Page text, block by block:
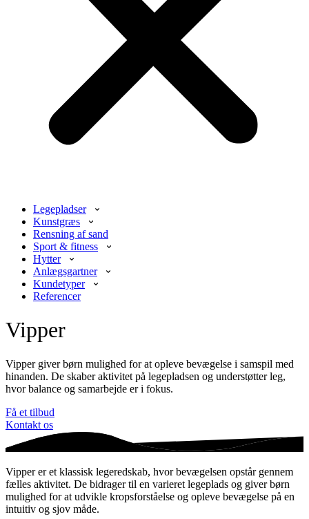
Legepladser
Kunstgræs
Rensning af sand
Sport & fitness
Hytter
Anlægsgartner
Kundetyper
Referencer
Vipper
Vipper giver børn mulighed for at opleve bevægelse i samspil med
hinanden. De skaber aktivitet på legepladsen og understøtter leg,
hvor balance og samarbejde er i fokus.
Få et tilbud
Kontakt os
Vipper er et klassisk legeredskab, hvor bevægelsen opstår gennem
fælles aktivitet. De bidrager til en varieret legeplads og giver børn
mulighed for at udvikle kropsforståelse og opleve bevægelse på en
intuitiv og sjov måde.